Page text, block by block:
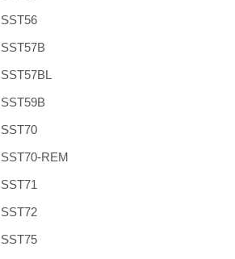
SST56
SST57B
SST57BL
SST59B
SST70
SST70-REM
SST71
SST72
SST75